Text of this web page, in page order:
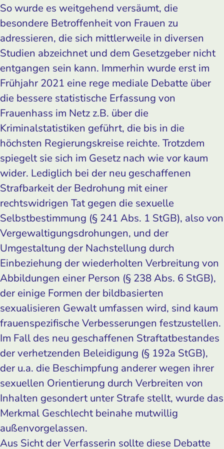
So wurde es weitgehend versäumt, die
besondere Betroffenheit von Frauen zu
adressieren, die sich mittlerweile in diversen
Studien abzeichnet und dem Gesetzgeber nicht
entgangen sein kann. Immerhin wurde erst im
Frühjahr 2021 eine rege mediale Debatte über
die bessere statistische Erfassung von
Frauenhass im Netz z.B. über die
Kriminalstatistiken geführt, die bis in die
höchsten Regierungskreise reichte. Trotzdem
spiegelt sie sich im Gesetz nach wie vor kaum
wider. Lediglich bei der neu geschaffenen
Strafbarkeit der Bedrohung mit einer
rechtswidrigen Tat gegen die sexuelle
Selbstbestimmung (§ 241 Abs. 1 StGB), also von
Vergewaltigungsdrohungen, und der
Umgestaltung der Nachstellung durch
Einbeziehung der wiederholten Verbreitung von
Abbildungen einer Person (§ 238 Abs. 6 StGB),
der einige Formen der bildbasierten
sexualisieren Gewalt umfassen wird, sind kaum
frauenspezifische Verbesserungen festzustellen.
Im Fall des neu geschaffenen Straftatbestandes
der verhetzenden Beleidigung (§ 192a StGB),
der u.a. die Beschimpfung anderer wegen ihrer
sexuellen Orientierung durch Verbreiten von
Inhalten gesondert unter Strafe stellt, wurde das
Merkmal Geschlecht beinahe mutwillig
außenvorgelassen.
Aus Sicht der Verfasserin sollte diese Debatte